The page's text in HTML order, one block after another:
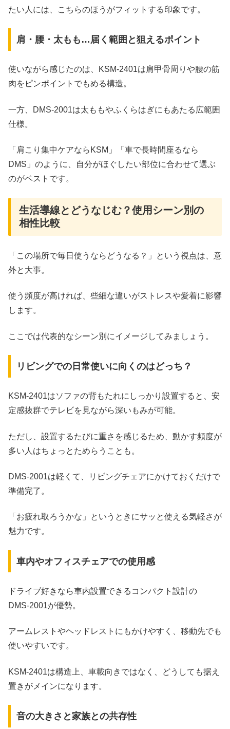
たい人には、こちらのほうがフィットする印象です。
肩・腰・太もも…届く範囲と狙えるポイント
使いながら感じたのは、KSM‑2401は肩甲骨周りや腰の筋
肉をピンポイントでもめる構造。
一方、DMS‑2001は太ももやふくらはぎにもあたる広範囲
仕様。
「肩こり集中ケアならKSM」「車で長時間座るなら
DMS」のように、自分がほぐしたい部位に合わせて選ぶ
のがベストです。
生活導線とどうなじむ？使用シーン別の
相性比較
「この場所で毎日使うならどうなる？」という視点は、意
外と大事。
使う頻度が高ければ、些細な違いがストレスや愛着に影響
します。
ここでは代表的なシーン別にイメージしてみましょう。
リビングでの日常使いに向くのはどっち？
KSM‑2401はソファの背もたれにしっかり設置すると、安
定感抜群でテレビを見ながら深いもみが可能。
ただし、設置するたびに重さを感じるため、動かす頻度が
多い人はちょっとためらうことも。
DMS‑2001は軽くて、リビングチェアにかけておくだけで
準備完了。
「お疲れ取ろうかな」というときにサッと使える気軽さが
魅力です。
車内やオフィスチェアでの使用感
ドライブ好きなら車内設置できるコンパクト設計の
DMS‑2001が優勢。
アームレストやヘッドレストにもかけやすく、移動先でも
使いやすいです。
KSM‑2401は構造上、車載向きではなく、どうしても据え
置きがメインになります。
音の大きさと家族との共存性